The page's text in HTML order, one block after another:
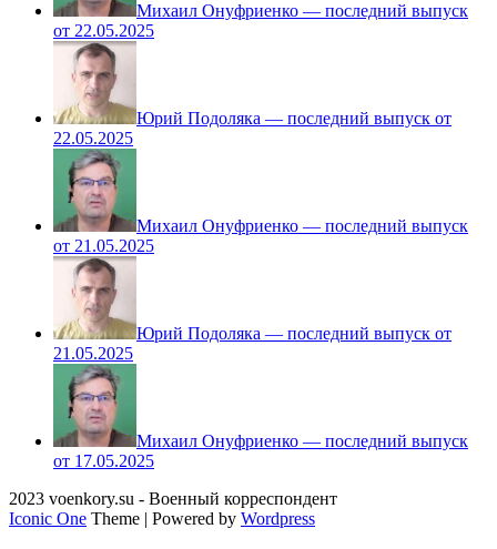
Михаил Онуфриенко — последний выпуск
от 22.05.2025
Юрий Подоляка — последний выпуск от
22.05.2025
Михаил Онуфриенко — последний выпуск
от 21.05.2025
Юрий Подоляка — последний выпуск от
21.05.2025
Михаил Онуфриенко — последний выпуск
от 17.05.2025
2023 voenkory.su - Военный корреспондент
Iconic One Theme | Powered by Wordpress